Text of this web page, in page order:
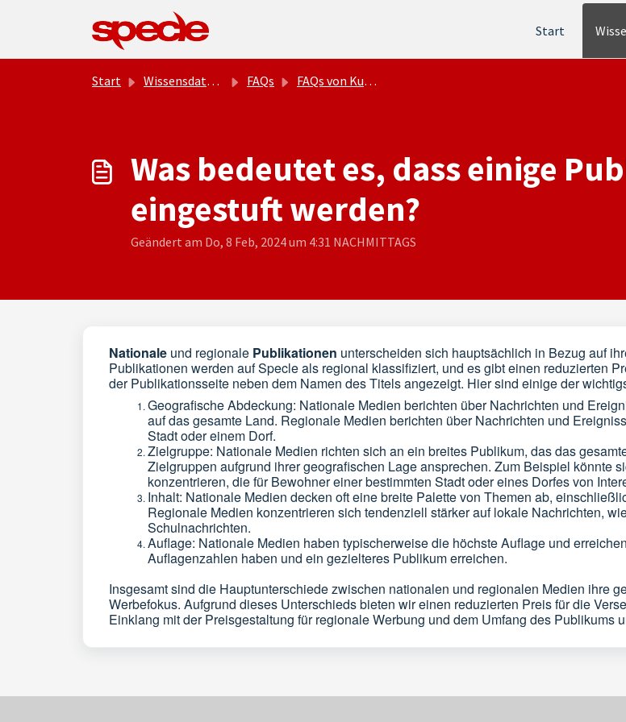
Zum hauptsächlichen Inhalt gehen
Start
Start Wissensdatenbank FAQs FAQs von Kunden / Studio
Was bedeutet es, dass einige
eingestuft werden?
Geändert am Do, 8 Feb, 2024 um 4:31 NACHMITTAGS
Nationale und regionale Publikationen unterscheiden sich hauptsächlich in Bezug auf
Publikationen werden auf Specle als regional klassifiziert, und es gibt einen reduzierten
der Publikationsseite neben dem Namen des Titels angezeigt. Hier sind einige der
Geografische Abdeckung: Nationale Medien berichten über Nachrichten und
auf das gesamte Land. Regionale Medien berichten über Nachrichten und
Stadt oder einem Dorf.
Zielgruppe: Nationale Medien richten sich an ein breites Publikum, das das
Zielgruppen aufgrund ihrer geografischen Lage ansprechen. Zum Beispiel könnte
konzentrieren, die für Bewohner einer bestimmten Stadt oder eines Dorfes von
Inhalt: Nationale Medien decken oft eine breite Palette von Themen ab,
Regionale Medien konzentrieren sich tendenziell stärker auf lokale Nachrichten,
Schulnachrichten.
Auflage: Nationale Medien haben typischerweise die höchste Auflage und
Auflagenzahlen haben und ein gezielteres Publikum erreichen.
Insgesamt sind die Hauptunterschiede zwischen nationalen und regionalen Medien ihre
Werbefokus. Aufgrund dieses Unterschieds bieten wir einen reduzierten Preis für die
Einklang mit der Preisgestaltung für regionale Werbung und dem Umfang des Publikums